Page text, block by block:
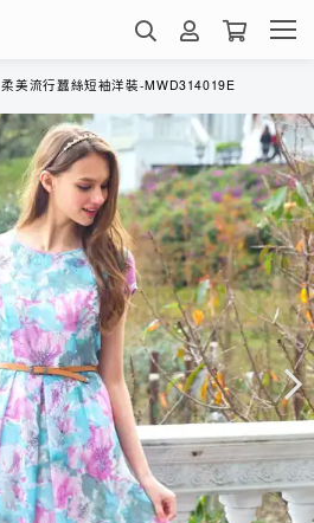
柔美流行蠶絲短袖洋裝-MWD314019E